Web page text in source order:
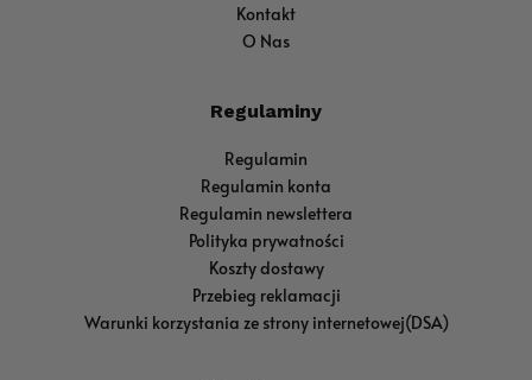
Kontakt
O Nas
Regulaminy
Regulamin
Regulamin konta
Regulamin newslettera
Polityka prywatności
Koszty dostawy
Przebieg reklamacji
Warunki korzystania ze strony internetowej(DSA)